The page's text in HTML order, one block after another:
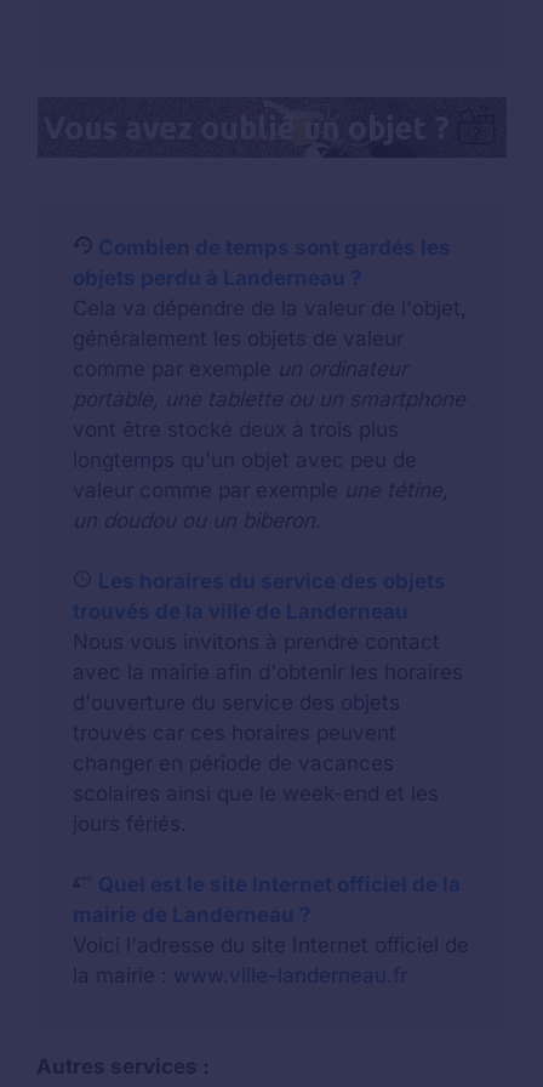
Combien de temps sont gardés les
objets perdu à Landerneau ?
Cela va dépendre de la valeur de l'objet,
généralement les objets de valeur
comme par exemple un ordinateur
portable, une tablette ou un smartphone
vont être stocké deux à trois plus
longtemps qu'un objet avec peu de
valeur comme par exemple une tétine,
un doudou ou un biberon.
Les horaires du service des objets
trouvés de la ville de Landerneau
Nous vous invitons à prendre contact
avec la mairie afin d'obtenir les horaires
d'ouverture du service des objets
trouvés car ces horaires peuvent
changer en période de vacances
scolaires ainsi que le week-end et les
jours fériés.
Quel est le site Internet officiel de la
mairie de Landerneau ?
Voici l'adresse du site Internet officiel de
la mairie : www.ville-landerneau.fr
Autres services :